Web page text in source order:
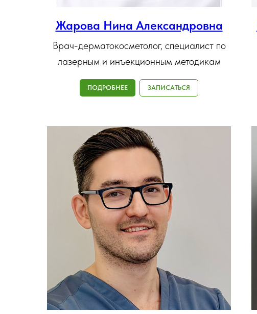
Жарова Нина Александровна
Врач-дерматокосметолог, специалист по
лазерным и инъекционным методикам
ПОДРОБНЕЕ ЗАПИСАТЬСЯ